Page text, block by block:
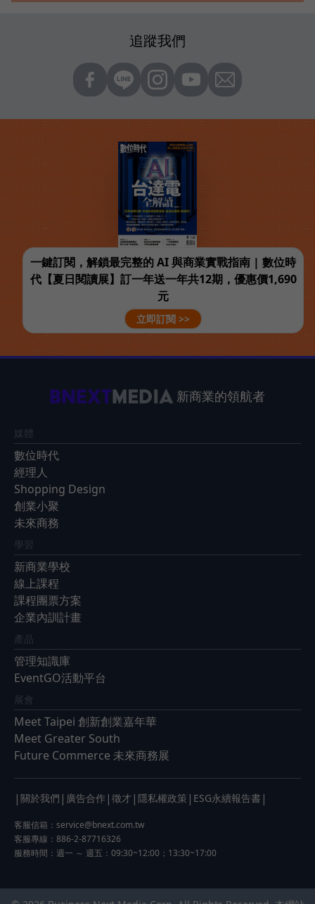
追蹤我們
一鍵訂閱，解鎖最完整的 AI 與商業實戰指南 | 數位時
代【夏日閱讀展】訂一年送一年共12期，優惠價1,690
元
立即訂閱 >>
新商業的領航者
媒體
數位時代
經理人
Shopping Design
創業小聚
未來商務
學習
新商業學校
線上課程
課程團票方案
企業內訓計畫
產品
管理知識庫
EventGO活動平台
展會
Meet Taipei 創新創業嘉年華
Meet Greater South
Future Commerce 未來商務展
| 關於我們 | 廣告合作 | 徵才 | 隱私權政策 | ESG永續報告書 |
客服信箱： service@bnext.com.tw
客服專線：886-2-87716326
服務時間：週一 ～ 週五：09:30~12:00；13:30~17:00